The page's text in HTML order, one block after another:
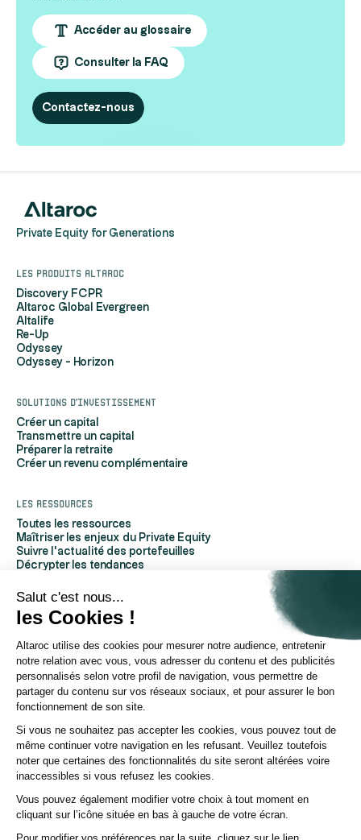
Salut c'est nous...
les Cookies !
Altaroc utilise des cookies pour mesurer notre audience, entretenir
notre relation avec vous, vous adresser du contenu et des publicités
personnalisés selon votre profil de navigation, vous permettre de
partager du contenu sur vos réseaux sociaux, et pour assurer le bon
fonctionnement de son site.
Si vous ne souhaitez pas accepter les cookies, vous pouvez tout de
même continuer votre navigation en les refusant. Veuillez toutefois
noter que certaines des fonctionnalités du site seront altérées voire
inaccessibles si vous refusez les cookies.
Vous pouvez également modifier votre choix à tout moment en
cliquant sur l’icône située en bas à gauche de votre écran.
Pour modifier vos préférences par la suite, cliquez sur le lien
Accéder au glossaire
Consulter la FAQ
Contactez-nous
Private Equity for Generations
Les produits Altaroc
Discovery FCPR
Altaroc Global Evergreen
Altalife
Re-Up
Odyssey
Odyssey - Horizon
Solutions d'investissement
Créer un capital
Transmettre un capital
Préparer la retraite
Créer un revenu complémentaire
Les ressources
Toutes les ressources
Maîtriser les enjeux du Private Equity
Suivre l'actualité des portefeuilles
Décrypter les tendances
Comprendre le Private Equity
Glossaire
À propos d'Altaroc
Qui sommes-nous
Nous contacter
Espace partenaires
Espace presse
Politique ESG
Chaîne YouTube
Page Linkedin
© Altaroc 2021 -2026